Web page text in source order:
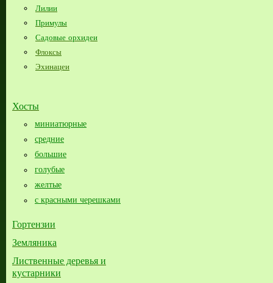
Лилии
Примулы
Садовые орхидеи
Флоксы
Эхинацеи
Хосты
миниатюрные
средние
большие​
голубые
желтые
с красными черешками
Гортензии
Земляника
Лиственные деревья и
кустарники